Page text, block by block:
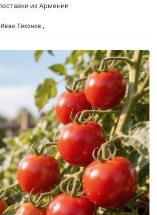
из Армении
Иван Тихонов ,